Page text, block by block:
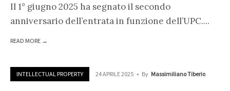
Il 1° giugno 2025 ha segnato il secondo
anniversario dell’entrata in funzione dell’UPC....
READ MORE →
INTELLECTUAL PROPERTY 24 APRILE 2025 • By Massimiliano Tiberio